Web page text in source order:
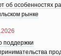
об особенностях
рынке
поддержки